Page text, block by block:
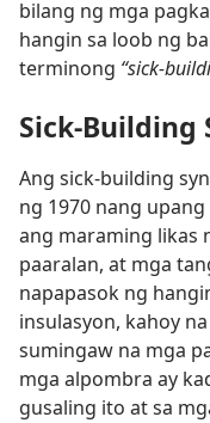
bilang ng mga
hangin sa loob ng
terminong “sick-
Sick-Building
Ang sick-building
ng 1970 nang
ang maraming likas
paaralan, at mga
napapasok ng
insulasyon, kahoy
sumingaw na mga
mga alpombra ay
gusaling ito at sa